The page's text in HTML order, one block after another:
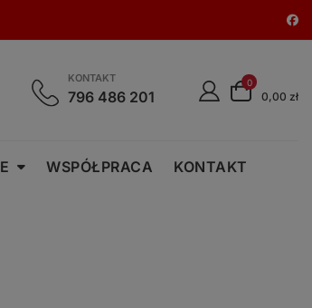
KONTAKT
796 486 201
0
0,00 zł
WSPÓŁPRACA KONTAKT